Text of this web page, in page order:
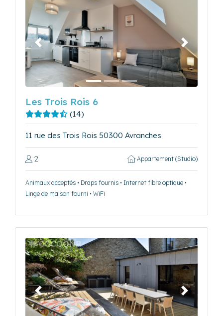
Précédent Suivant
Les Trois Rois 6
(14)
11 rue des Trois Rois 50300 Avranches
2 Appartement (Studio)
Animaux acceptés • Draps fournis • Internet fibre optique •
Linge de maison fourni • WiFi
Précédent Suivant